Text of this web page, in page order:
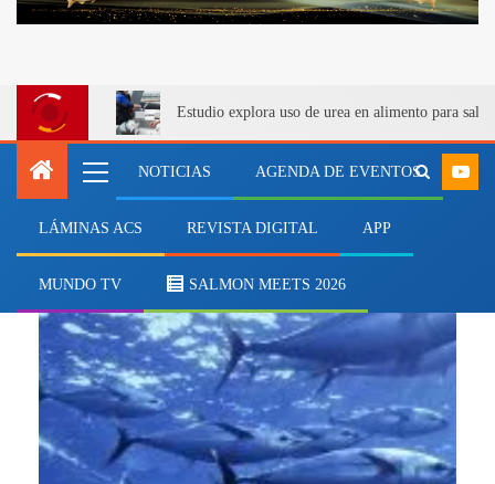
Estudio explora uso de urea en alimento para
NOTICIAS AGENDA DE EVENTOS
LÁMINAS ACS REVISTA DIGITAL APP
MUNDO TV SALMON MEETS 2026
informe de FAO